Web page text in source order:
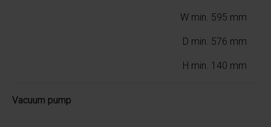
W min. 595 mm
D min. 576 mm
H min. 140 mm
Vacuum pump